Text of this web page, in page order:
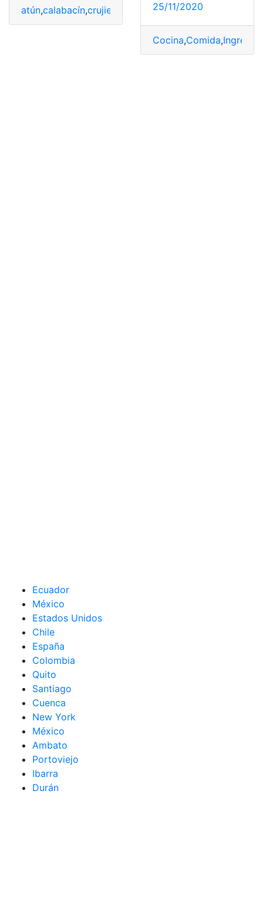
atún,calabacín,crujiente gratinado,Pastel
25/11/2020
Cocina,Comida,
Ecuador
México
Estados Unidos
Chile
España
Colombia
Quito
Santiago
Cuenca
New York
México
Ambato
Portoviejo
Ibarra
Durán